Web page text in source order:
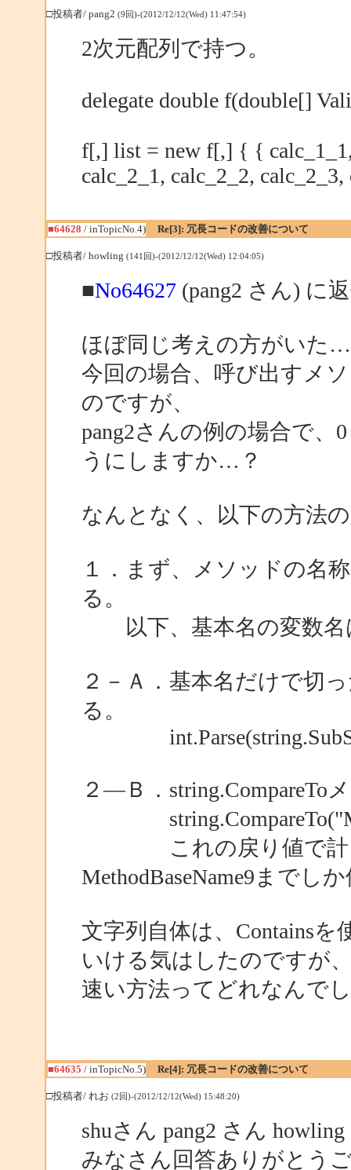
□投稿者/ pang2 (9回)-(2012/12/12(Wed) 11:47:54)
2次元配列で持つ。
delegate double f(double[]
f[,] list = new f[,] { {
calc_2_1, calc_2_2,
■64628 / inTopicNo.4) Re[3]: 冗長コードの改善について
□投稿者/ howling (141回)-(2012/12/12(Wed) 12:04:05)
■No64627(pang2 さん) に
ほぼ同じ考えの方がいた
今回の場合、呼び出すメ
のですが、
pang2さんの例の場合で
うにしますか…？
なんとなく、以下の方法
１．まず、メソッドの名
る。
以下、基本名の変数名
２－Ａ．基本名だけで切
る。
２―Ｂ．string.CompareTo
これの戻り値で計る
MethodBaseName9までし
文字列自体は、Contains
いける気はしたのですが
速い方法ってどれなんで
■64635 / inTopicNo.5) Re[4]: 冗長コードの改善について
□投稿者/ れお (2回)-(2012/12/12(Wed) 15:48:20)
shuさん pang2 さん
みなさん回答ありがとう